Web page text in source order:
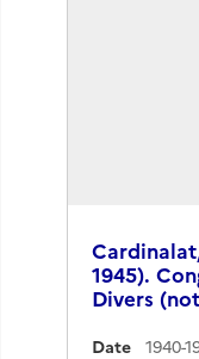
1945).
Divers
Date
1940-